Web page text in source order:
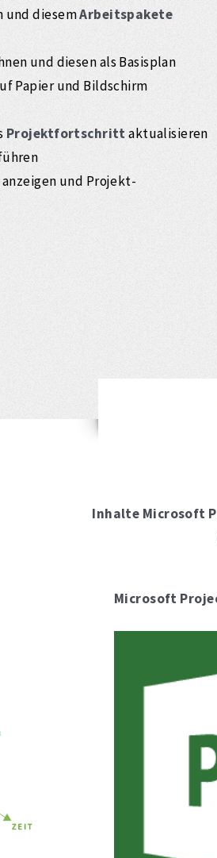
und diesemArbeitspakete
und diesen als Basisplan
Papier und Bildschirm
Projektfortschrittaktualisieren
und Projekt-
Inhalte Microsoft
Microsoft